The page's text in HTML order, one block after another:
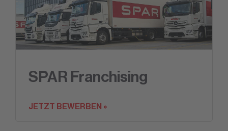
SPAR Franchising
JETZT BEWERBEN »